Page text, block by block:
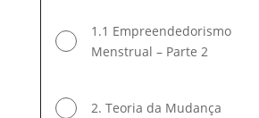
1.1 Empreendedorismo
Menstrual – Parte 2
2. Teoria da Mudança